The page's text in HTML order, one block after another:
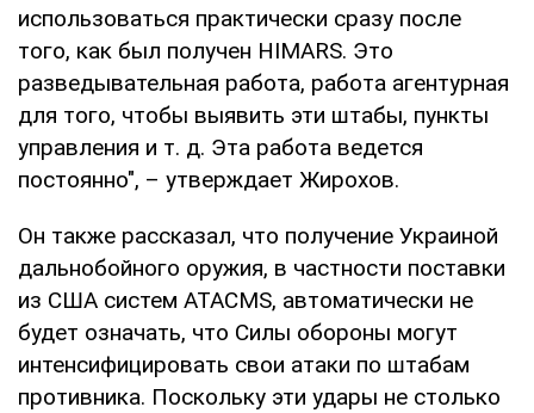
использоваться практически сразу после
того, как был получен HIMARS. Это
разведывательная работа, работа агентурная
для того, чтобы выявить эти штабы, пункты
управления и т. д. Эта работа ведется
постоянно", – утверждает Жирохов.
Он также рассказал, что получение Украиной
дальнобойного оружия, в частности поставки
из США систем ATACMS, автоматически не
будет означать, что Силы обороны могут
интенсифицировать свои атаки по штабам
противника. Поскольку эти удары не столько